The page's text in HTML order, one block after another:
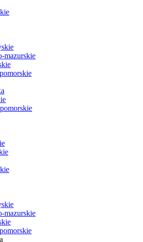
mazurskie
mazurskie